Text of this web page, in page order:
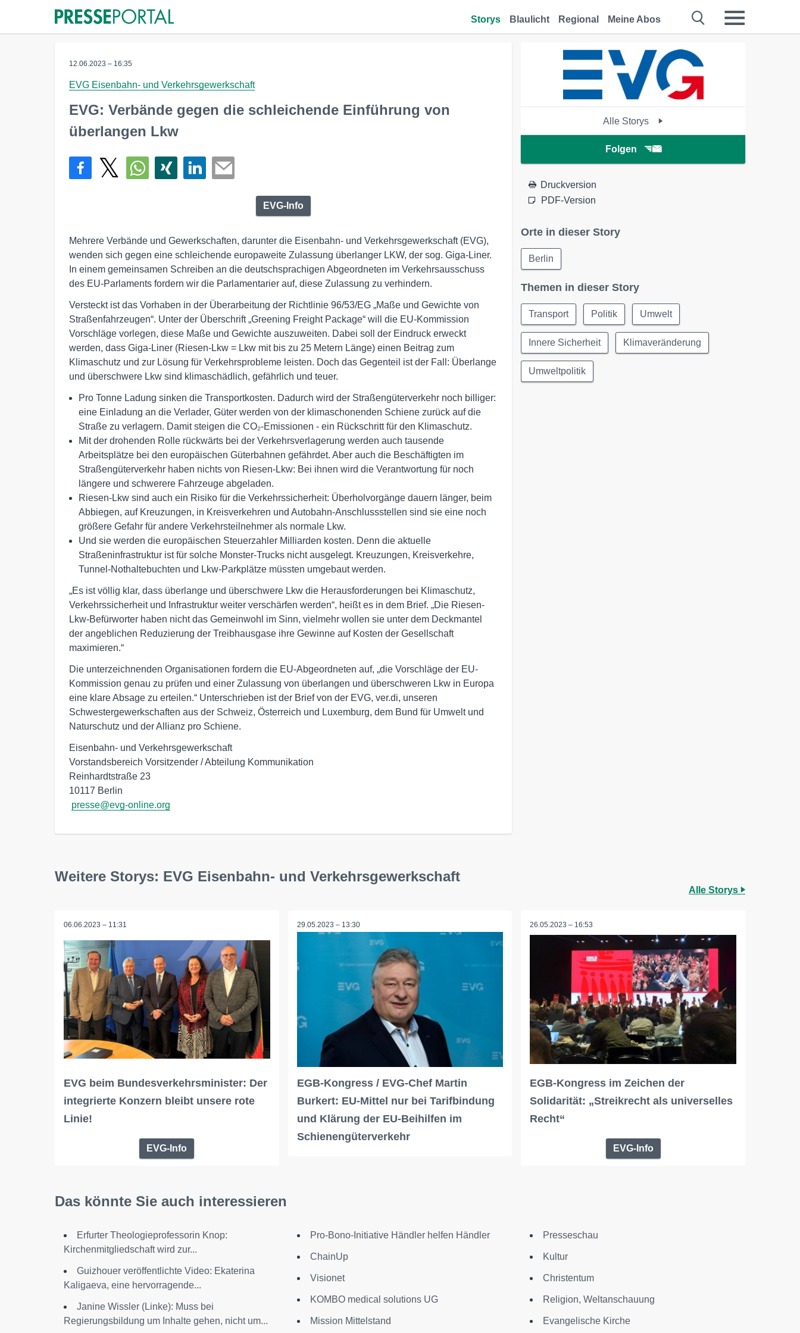
Storys Blaulicht Regional Meine Abos
12.06.2023 – 16:35
EVG Eisenbahn- und Verkehrsgewerkschaft
EVG: Verbände gegen die schleichende Einführung von
überlangen Lkw
EVG-Info
Mehrere Verbände und Gewerkschaften, darunter die Eisenbahn- und Verkehrsgewerkschaft (EVG),
wenden sich gegen eine schleichende europaweite Zulassung überlanger LKW, der sog. Giga-Liner.
In einem gemeinsamen Schreiben an die deutschsprachigen Abgeordneten im Verkehrsausschuss
des EU-Parlaments fordern wir die Parlamentarier auf, diese Zulassung zu verhindern.
Versteckt ist das Vorhaben in der Überarbeitung der Richtlinie 96/53/EG „Maße und Gewichte von
Straßenfahrzeugen“. Unter der Überschrift „Greening Freight Package“ will die EU-Kommission
Vorschläge vorlegen, diese Maße und Gewichte auszuweiten. Dabei soll der Eindruck erweckt
werden, dass Giga-Liner (Riesen-Lkw = Lkw mit bis zu 25 Metern Länge) einen Beitrag zum
Klimaschutz und zur Lösung für Verkehrsprobleme leisten. Doch das Gegenteil ist der Fall: Überlange
und überschwere Lkw sind klimaschädlich, gefährlich und teuer.
Pro Tonne Ladung sinken die Transportkosten. Dadurch wird der Straßengüterverkehr noch billiger:
eine Einladung an die Verlader, Güter werden von der klimaschonenden Schiene zurück auf die
Straße zu verlagern. Damit steigen die CO₂-Emissionen - ein Rückschritt für den Klimaschutz.
Mit der drohenden Rolle rückwärts bei der Verkehrsverlagerung werden auch tausende
Arbeitsplätze bei den europäischen Güterbahnen gefährdet. Aber auch die Beschäftigten im
Straßengüterverkehr haben nichts von Riesen-Lkw: Bei ihnen wird die Verantwortung für noch
längere und schwerere Fahrzeuge abgeladen.
Riesen-Lkw sind auch ein Risiko für die Verkehrssicherheit: Überholvorgänge dauern länger, beim
Abbiegen, auf Kreuzungen, in Kreisverkehren und Autobahn-Anschlussstellen sind sie eine noch
größere Gefahr für andere Verkehrsteilnehmer als normale Lkw.
Und sie werden die europäischen Steuerzahler Milliarden kosten. Denn die aktuelle
Straßeninfrastruktur ist für solche Monster-Trucks nicht ausgelegt. Kreuzungen, Kreisverkehre,
Tunnel-Nothaltebuchten und Lkw-Parkplätze müssten umgebaut werden.
„Es ist völlig klar, dass überlange und überschwere Lkw die Herausforderungen bei Klimaschutz,
Verkehrssicherheit und Infrastruktur weiter verschärfen werden“, heißt es in dem Brief. „Die Riesen-
Lkw-Befürworter haben nicht das Gemeinwohl im Sinn, vielmehr wollen sie unter dem Deckmantel
der angeblichen Reduzierung der Treibhausgase ihre Gewinne auf Kosten der Gesellschaft
maximieren.“
Die unterzeichnenden Organisationen fordern die EU-Abgeordneten auf, „die Vorschläge der EU-
Kommission genau zu prüfen und einer Zulassung von überlangen und überschweren Lkw in Europa
eine klare Absage zu erteilen.“ Unterschrieben ist der Brief von der EVG, ver.di, unseren
Schwestergewerkschaften aus der Schweiz, Österreich und Luxemburg, dem Bund für Umwelt und
Naturschutz und der Allianz pro Schiene.
Eisenbahn- und Verkehrsgewerkschaft
Vorstandsbereich Vorsitzender / Abteilung Kommunikation
Reinhardtstraße 23
10117 Berlin
presse@evg-online.org
Alle Storys
Folgen
Druckversion
PDF-Version
Orte in dieser Story
Berlin
Themen in dieser Story
Transport Politik Umwelt
Innere Sicherheit Klimaveränderung
Umweltpolitik
Weitere Storys: EVG Eisenbahn- und Verkehrsgewerkschaft
Alle Storys
06.06.2023 – 11:31
EVG beim Bundesverkehrsminister: Der
integrierte Konzern bleibt unsere rote
Linie!
EVG-Info
29.05.2023 – 13:30
EGB-Kongress / EVG-Chef Martin
Burkert: EU-Mittel nur bei Tarifbindung
und Klärung der EU-Beihilfen im
Schienengüterverkehr
26.05.2023 – 16:53
EGB-Kongress im Zeichen der
Solidarität: „Streikrecht als universelles
Recht“
EVG-Info
Das könnte Sie auch interessieren
Erfurter Theologieprofessorin Knop:
Kirchenmitgliedschaft wird zur...
Guizhouer veröffentlichte Video: Ekaterina
Kaligaeva, eine hervorragende...
Janine Wissler (Linke): Muss bei
Regierungsbildung um Inhalte gehen, nicht um...
Pro-Bono-Initiative Händler helfen Händler
ChainUp
Visionet
KOMBO medical solutions UG
Mission Mittelstand
Presseschau
Kultur
Christentum
Religion, Weltanschauung
Evangelische Kirche